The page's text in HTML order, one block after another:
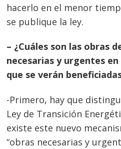
hacerlo en el menor
se publique la ley.
– ¿Cuáles son las obras
necesarias y urgentes
que se verán
-Primero, hay que
Ley de Transición
existe este nuevo
“obras necesarias y